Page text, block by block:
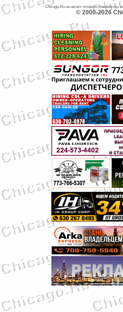
Chicago.Ru не несет ответственности
© 2000-2026